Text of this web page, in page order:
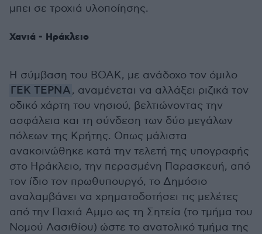
μπει σε τροχιά υλοποίησης.
Χανιά - Ηράκλειο
Η σύμβαση του ΒΟΑΚ, με ανάδοχο τον όμιλο
ΓΕΚ ΤΕΡΝΑ, αναμένεται να αλλάξει ριζικά τον
οδικό χάρτη του νησιού, βελτιώνοντας την
ασφάλεια και τη σύνδεση των δύο μεγάλων
πόλεων της Κρήτης. Οπως μάλιστα
ανακοινώθηκε κατά την τελετή της υπογραφής
στο Ηράκλειο, την περασμένη Παρασκευή, από
τον ίδιο τον πρωθυπουργό, το Δημόσιο
αναλαμβάνει να χρηματοδοτήσει τις μελέτες
από την Παχιά Αμμο ως τη Σητεία (το τμήμα του
Νομού Λασιθίου) ώστε το ανατολικό τμήμα της